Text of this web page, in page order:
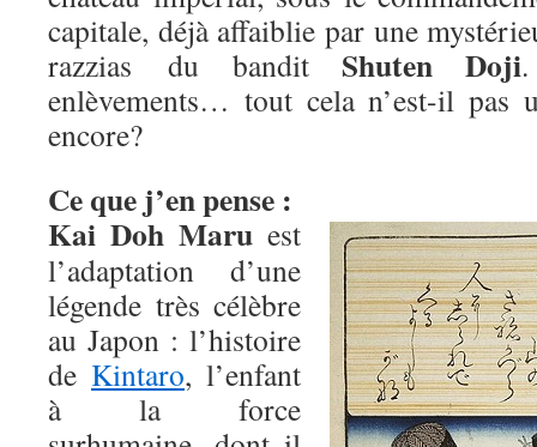
capitale, déjà affaiblie par une
razzias du bandit Shuten Doji
enlèvements… tout cela n’est-il pas
encore?
Ce que j’en pense :
Kai Doh Maru est
l’adaptation d’une
légende très célèbre
au Japon : l’histoire
de Kintaro, l’enfant
à la force